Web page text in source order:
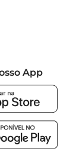
App